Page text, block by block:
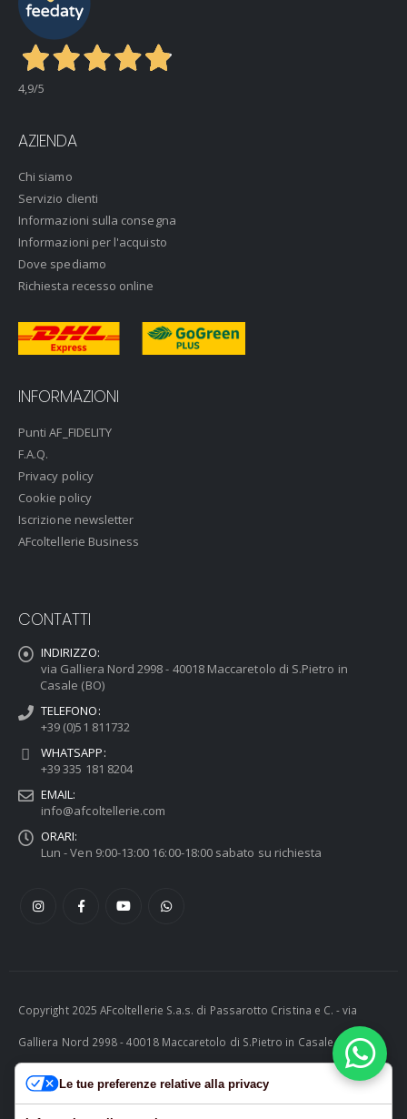
4,9/5
AZIENDA
Chi siamo
Servizio clienti
Informazioni sulla consegna
Informazioni per l'acquisto
Dove spediamo
Richiesta recesso online
INFORMAZIONI
Punti AF_FIDELITY
F.A.Q.
Privacy policy
Cookie policy
Iscrizione newsletter
AFcoltellerie Business
CONTATTI
INDIRIZZO:
via Galliera Nord 2998 - 40018 Maccaretolo di S.Pietro in
Casale (BO)
TELEFONO:
+39 (0)51 811732
WHATSAPP:
+39 335 181 8204
EMAIL:
info@afcoltellerie.com
ORARI:
Lun - Ven 9:00-13:00 16:00-18:00 sabato su richiesta
Copyright 2025 AFcoltellerie S.a.s. di Passarotto Cristina e C. - via
Galliera Nord 2998 - 40018 Maccaretolo di S.Pietro in Casale (BO) -
ITALY P.I. 04230081202 | tel. +39 051 811732 | e-mail:
info@afcoltellerie.com -- Powered by Cosmobile Srl
Le tue preferenze relative alla privacy